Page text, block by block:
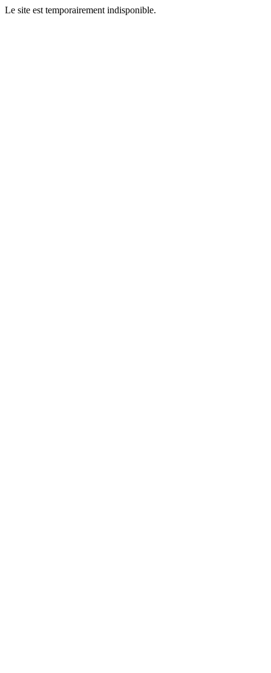
Le site est temporairement indisponible.